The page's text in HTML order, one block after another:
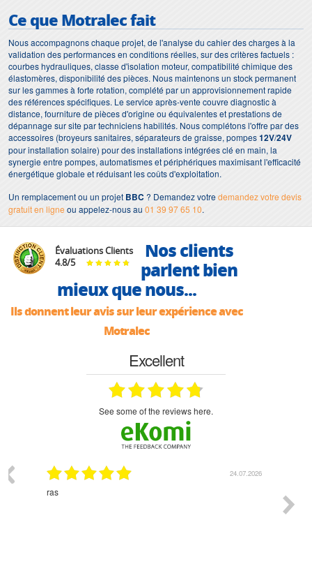
Ce que Motralec fait
Nous accompagnons chaque projet, de l'analyse du cahier des charges à la
validation des performances en conditions réelles, sur des critères factuels :
courbes hydrauliques, classe d'isolation moteur, compatibilité chimique des
élastomères, disponibilité des pièces. Nous maintenons un stock permanent
sur les gammes à forte rotation, complété par un approvisionnement rapide
des références spécifiques. Le service après-vente couvre diagnostic à
distance, fourniture de pièces d'origine ou équivalentes et prestations de
dépannage sur site par techniciens habilités. Nous complétons l'offre par des
accessoires (broyeurs sanitaires, séparateurs de graisse, pompes12V/24V
pour installation solaire) pour des installations intégrées clé en main, la
synergie entre pompes, automatismes et périphériques maximisant l'efficacité
énergétique globale et réduisant les coûts d'exploitation.
Un remplacement ou un projet BBC ? Demandez votredemandez votre devis
gratuit en ligne ou appelez-nous au 01 39 97 65 10.
Évaluations Clients
4.8/5
Nos clients
parlent bien
mieux que nous...
Ils donnent leur avis sur leur expérience avec
Motralec
Excellent
see some of the reviews here.
24.07.2026
ras